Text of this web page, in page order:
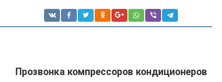
Прозвонка компрессоров кондиционеров